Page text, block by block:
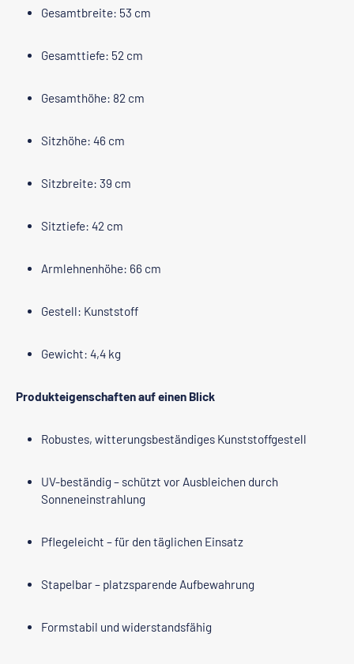
Gesamtbreite: 53 cm
Gesamttiefe: 52 cm
Gesamthöhe: 82 cm
Sitzhöhe: 46 cm
Sitzbreite: 39 cm
Sitztiefe: 42 cm
Armlehnenhöhe: 66 cm
Gestell: Kunststoff
Gewicht: 4,4 kg
Produkteigenschaften auf einen Blick
Robustes, witterungsbeständiges Kunststoffgestell
UV-beständig – schützt vor Ausbleichen durch
Sonneneinstrahlung
Pflegeleicht – für den täglichen Einsatz
Stapelbar – platzsparende Aufbewahrung
Formstabil und widerstandsfähig